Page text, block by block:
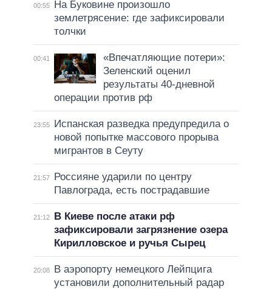
00:55
На Буковине произошло
землетрясение: где зафиксировали
толчки
00:41
«Впечатляющие потери»:
Зеленский оценил
результаты 40-дневной
операции против рф
23:55
Испанская разведка предупредила о
новой попытке массового прорыва
мигрантов в Сеуту
21:57
Россияне ударили по центру
Павлограда, есть пострадавшие
21:12
В Киеве после атаки рф
зафиксировали загрязнение озера
Кирилловское и ручья Сырец
20:08
В аэропорту немецкого Лейпцига
установили дополнительный радар